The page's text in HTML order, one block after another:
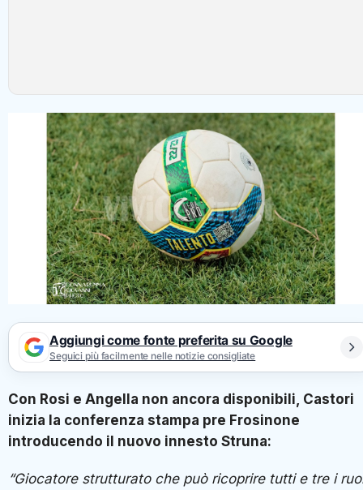
Aggiungi come fonte preferita su Google
Seguici più facilmente nelle notizie consigliate
Con Rosi e Angella non ancora disponibili, Castori
inizia la conferenza stampa pre Frosinone
introducendo il nuovo innesto Struna:
“Giocatore strutturato che può ricoprire tutti e tre i